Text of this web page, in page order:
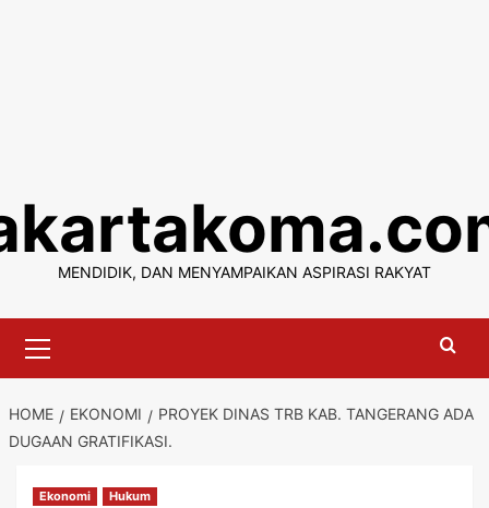
content
MENDIDIK, DAN MENYAMPAIKAN ASPIRASI RAKYAT
Menu
HOME EKONOMI
PROYEK DINAS TRB KAB. TANGERANG ADA
DUGAAN GRATIFIKASI.
Ekonomi Hukum